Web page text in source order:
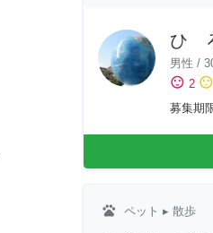
ひ
男性 /
sentiment_satisfied 2 sentiment_neutral
募集期
pets ペット ▸ 散歩